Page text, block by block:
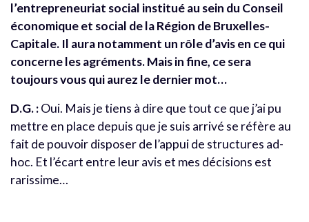
l’entrepreneuriat social institué au sein du Conseil
économique et social de la Région de Bruxelles-
Capitale. Il aura notamment un rôle d’avis en ce qui
concerne les agréments. Mais in fine, ce sera
toujours vous qui aurez le dernier mot…
D.G. :Oui. Mais je tiens à dire que tout ce que j’ai pu
mettre en place depuis que je suis arrivé se réfère au
fait de pouvoir disposer de l’appui de structures ad-
hoc. Et l’écart entre leur avis et mes décisions est
rarissime…